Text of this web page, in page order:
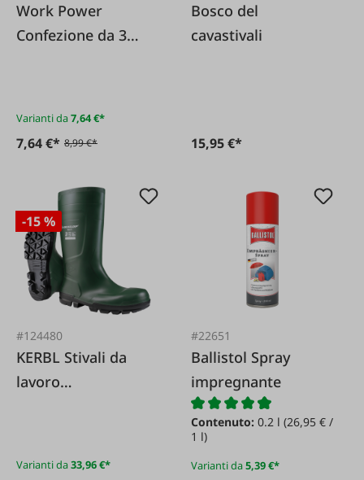
Work Power
Confezione da 3
Varianti da7,64 €*
7,64 €* 8,99 €*
Bosco del
cavastivali
15,95 €*
-15 %
#124480
KERBL Stivali da
lavoro
Varianti da33,96 €*
#22651
Ballistol Spray
impregnante
Contenuto:0.2 l(26,95 € /
1 l)
Varianti da5,39 €*